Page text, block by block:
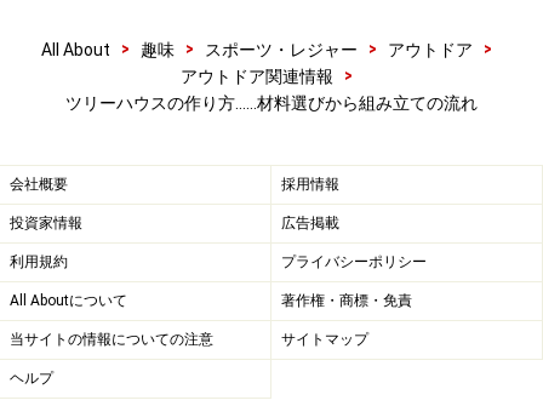
の中に見晴らしのいい高床が完成すると、もうそれだけ
で最高の気分。この地球上に自分専用の空間を手に入れ
た、という満足感を味わえます。
柱の材料はホームセンターの資材コーナーにあります。
赤松やカラマツの丸太をそのまま柱に使っている人もい
ますが、誰もが手に入れやすいのは、角材ですね。10セ
ンチ角で長さが４メートル。CCAという防腐剤が注入さ
れているもの、４～６本。高床にどんな大きさのものを
建てるかで、使用する本数が違ってきます。しっかり筋
交（すじかい）を入れましょう。
All About > 趣味 > スポーツ・レジャー > アウトドア
>
アウトドア関連情報
>
ツリーハウスの作り方……材料選びから組み立ての流れ
会社概要 採用情報
投資家情報 広告掲載
利用規約 プライバシーポリシー
All Aboutについて 著作権・商標・免責
当サイトの情報についての注意 サイトマップ
ヘルプ